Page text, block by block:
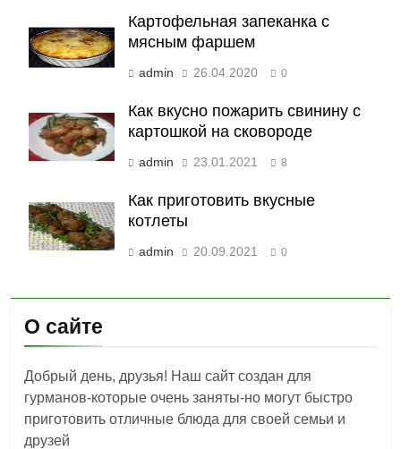
Картофельная запеканка с
мясным фаршем
admin 26.04.2020 0
Как вкусно пожарить свинину с
картошкой на сковороде
admin 23.01.2021 8
Как приготовить вкусные
котлеты
admin 20.09.2021 0
О сайте
Добрый день, друзья! Наш сайт создан для
гурманов-которые очень заняты-но могут быстро
приготовить отличные блюда для своей семьи и
друзей